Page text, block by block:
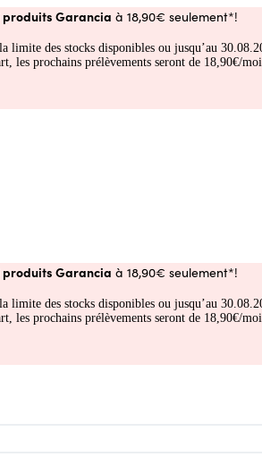
produits Garancia à 18,90€ seulement*!
des stocks disponibles ou jusqu’au
prochains prélèvements seront de 18,90€/
produits Garancia à 18,90€ seulement*!
des stocks disponibles ou jusqu’au
prochains prélèvements seront de 18,90€/